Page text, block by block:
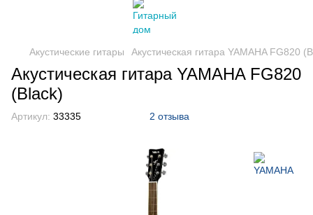
Акустические гитары Акустическая гитара YAMAHA FG820
Акустическая гитара YAMAHA FG820
(Black)
Артикул: 33335 2 отзыва